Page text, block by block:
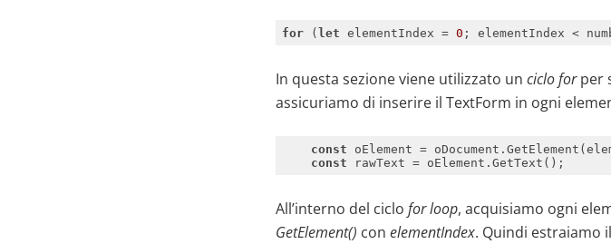
for ( let elementIndex = 0 ; elementIndex <
In questa sezione viene utilizzato un ciclo forper
assicuriamo di inserire il TextForm in ogni
const
const
All’interno del ciclo for loop, acquisiamo ogni
GetElement() con elementIndex. Quindi estraiamo